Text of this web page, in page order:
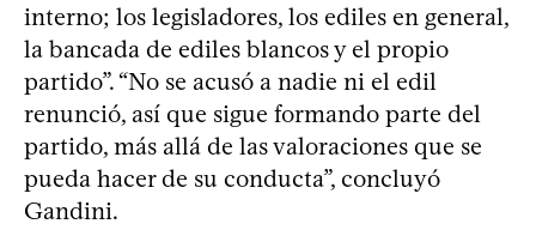
interno; los legisladores, los ediles en general,
la bancada de ediles blancos y el propio
partido”. “No se acusó a nadie ni el edil
renunció, así que sigue formando parte del
partido, más allá de las valoraciones que se
pueda hacer de su conducta”, concluyó
Gandini.